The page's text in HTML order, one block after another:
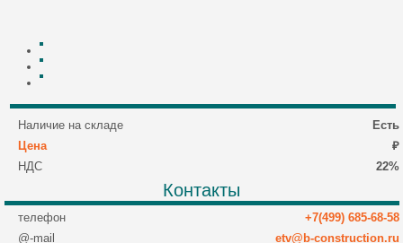
Наличие на складе
Есть
Цена
₽
НДС
22%
Контакты
телефон
+7(499) 685-68-58
@-mail
etv@b-construction.ru